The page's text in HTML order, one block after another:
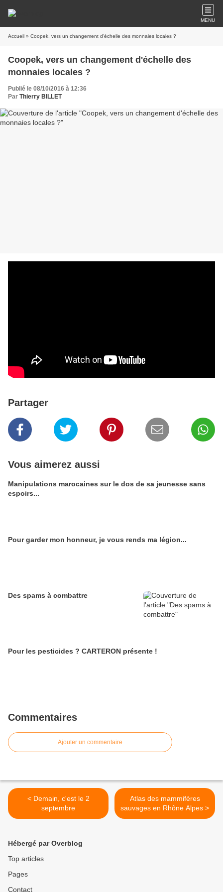
MENU
Accueil » Coopek, vers un changement d'échelle des monnaies locales ?
Coopek, vers un changement d'échelle des
monnaies locales ?
Publié le 08/10/2016 à 12:36
Par Thierry BILLET
Partager
Vous aimerez aussi
Manipulations marocaines sur le dos de sa jeunesse sans
espoirs...
Pour garder mon honneur, je vous rends ma légion...
Des spams à combattre
Pour les pesticides ? CARTERON présente !
Commentaires
Ajouter un commentaire
< Demain, c'est le 2
septembre
Atlas des mammifères
sauvages en Rhône Alpes >
Hébergé par Overblog
Top articles
Pages
Contact